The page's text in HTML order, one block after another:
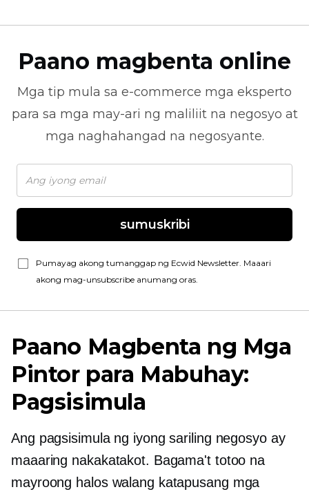
Paano magbenta online
Mga tip mula sa e-commerce mga eksperto
para sa mga may-ari ng maliliit na negosyo at
mga naghahangad na negosyante.
sumuskribi
Pumayag akong tumanggap ng Ecwid Newsletter. Maaari
akong mag-unsubscribe anumang oras.
Paano Magbenta ng Mga
Pintor para Mabuhay:
Pagsisimula
Ang pagsisimula ng iyong sariling negosyo ay
maaaring nakakatakot. Bagama't totoo na
mayroong halos walang katapusang mga